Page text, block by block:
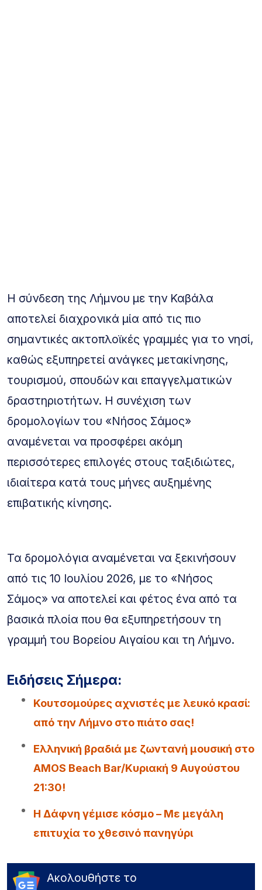
Η σύνδεση της Λήμνου με την Καβάλα
αποτελεί διαχρονικά μία από τις πιο
σημαντικές ακτοπλοϊκές γραμμές για το νησί,
καθώς εξυπηρετεί ανάγκες μετακίνησης,
τουρισμού, σπουδών και επαγγελματικών
δραστηριοτήτων. Η συνέχιση των
δρομολογίων του «Νήσος Σάμος»
αναμένεται να προσφέρει ακόμη
περισσότερες επιλογές στους ταξιδιώτες,
ιδιαίτερα κατά τους μήνες αυξημένης
επιβατικής κίνησης.
Τα δρομολόγια αναμένεται να ξεκινήσουν
από τις 10 Ιουλίου 2026, με το «Νήσος
Σάμος» να αποτελεί και φέτος ένα από τα
βασικά πλοία που θα εξυπηρετήσουν τη
γραμμή του Βορείου Αιγαίου και τη Λήμνο.
Ειδήσεις Σήμερα:
Κουτσομούρες αχνιστές με λευκό κρασί:
από την Λήμνο στο πιάτο σας!
Ελληνική βραδιά με ζωντανή μουσική στο
AMOS Beach Bar/Κυριακή 9 Αυγούστου
21:30!
Η Δάφνη γέμισε κόσμο – Με μεγάλη
επιτυχία το χθεσινό πανηγύρι
Ακολουθήστε το